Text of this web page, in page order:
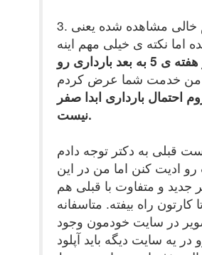
3. نه دیگه! رحم خالی مشاهده شده یعنی
اما نکته ی خیلی مهم اینه
سونو از هفته ی 5 به بعد بارداری رو
من خدمت شما عرض کردم
احتمال بارداری ابدا صفر
نیست.
قبلی به دکتر توجه دادم
ادیت کنن اما من در این
و متفاوت با قبلی هم
کارتون راه بیفته. متاسفانه
در سایت خودمون وجود
در یه سایت دیگه باید آپلود